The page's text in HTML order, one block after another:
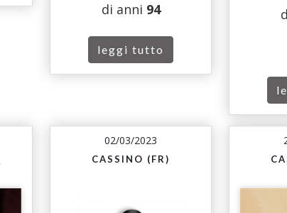
di anni 94
leggi tutto
02/03/2023
CASSINO (FR)